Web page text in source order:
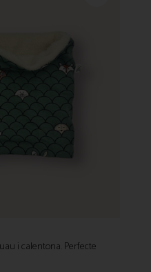
i calentona. Perfecte